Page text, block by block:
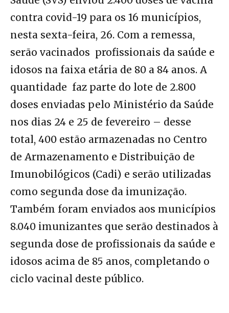
contra covid-19 para os 16 municípios,
nesta sexta-feira, 26. Com a remessa,
serão vacinados profissionais da saúde e
idosos na faixa etária de 80 a 84 anos. A
quantidade faz parte do lote de 2.800
doses enviadas pelo Ministério da Saúde
nos dias 24 e 25 de fevereiro – desse
total, 400 estão armazenadas no Centro
de Armazenamento e Distribuição de
Imunobilógicos (Cadi) e serão utilizadas
como segunda dose da imunização.
Também foram enviados aos municípios
8.040 imunizantes que serão destinados à
segunda dose de profissionais da saúde e
idosos acima de 85 anos, completando o
ciclo vacinal deste público.